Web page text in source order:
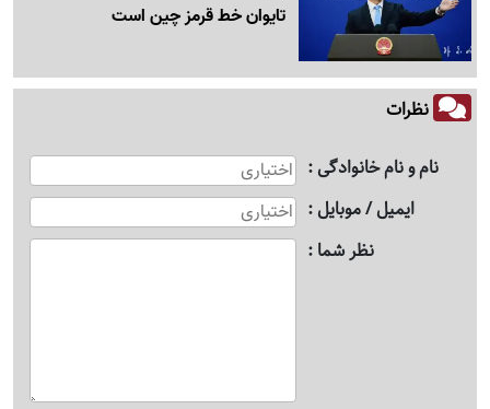
تایوان خط قرمز چین است
نظرات
نام و نام خانوادگی
ایمیل / موبایل
نظر شما